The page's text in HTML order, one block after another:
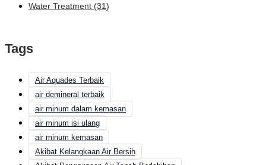
Water Treatment (31)
Tags
Air Aquades Terbaik
air demineral terbaik
air minum dalam kemasan
air minum isi ulang
air minum kemasan
Akibat Kelangkaan Air Bersih